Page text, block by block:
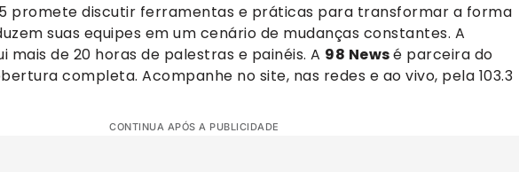
promete discutir ferramentas e práticas para transformar a forma
suas equipes em um cenário de mudanças constantes. A
mais de 20 horas de palestras e painéis. A 98 Newsé parceira do
completa. Acompanhe no site, nas redes e ao vivo, pela 103.3
CONTINUA APÓS A PUBLICIDADE